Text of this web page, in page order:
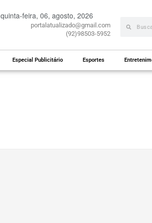
quinta-feira, 06, agosto, 2026
portalatualizado@gmail.com
(92)98503-5952
Especial Publicitário Esportes